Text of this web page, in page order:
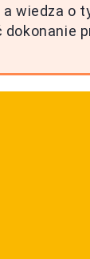
a wiedza o
dokonanie